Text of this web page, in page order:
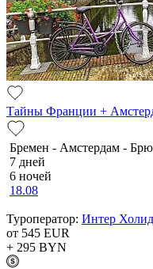
Тайны Франции +
Бремен - Амстердам -
7 дней
6 ночей
18.08
Туроператор: Интер
от 545 EUR
+ 295 BYN